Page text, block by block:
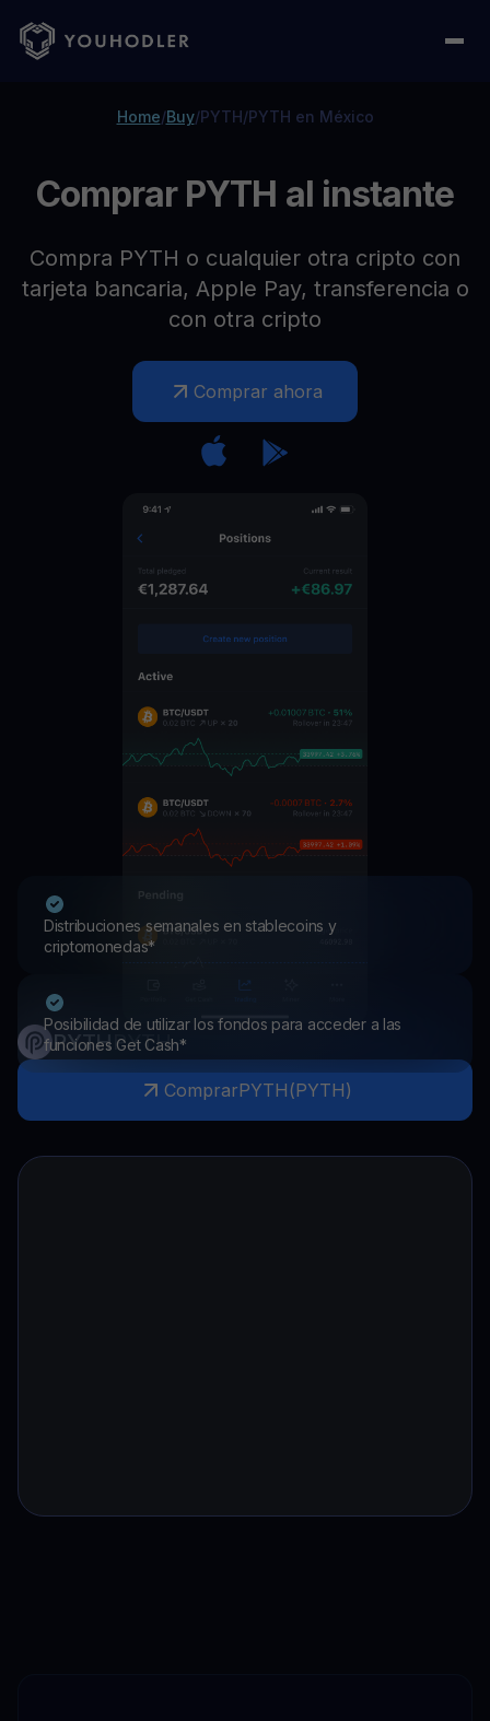
Home/Buy/PYTH/PYTH en México
Comprar PYTH al instante
Compra PYTH o cualquier otra cripto con
tarjeta bancaria, Apple Pay, transferencia o
con otra cripto
Comprar ahora
Distribuciones semanales en stablecoins y
criptomonedas*
Posibilidad de utilizar los fondos para acceder a las
funciones Get Cash*
PYTHPYTH
ComprarPYTH(PYTH)